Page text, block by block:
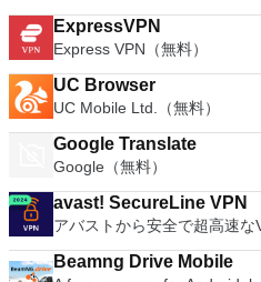
ExpressVPN
Express VPN（無料）
UC Browser
UC Mobile Ltd.（無料）
Google Translate
Google（無料）
avast! SecureLine VPN
アバストから安全で超高速な
Beamng Drive Mobile